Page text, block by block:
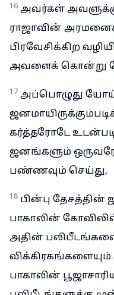
16 அவர்கள்
ராஜாவின்
பிரவேசிக்கிற
அவளைக் கொன்று
17 அப்பொழுது
கர்த்தரோடே
ஜனங்களும்
பண்ணவும் செய்து,
18 பின்பு
பாகாலின்
அதின்
விக்கிரகங்களையும்
பாகாலின்